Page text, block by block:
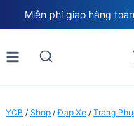
to
content
Miễn phí giao hàng
YCB / Shop /Đạp Xe / Trang